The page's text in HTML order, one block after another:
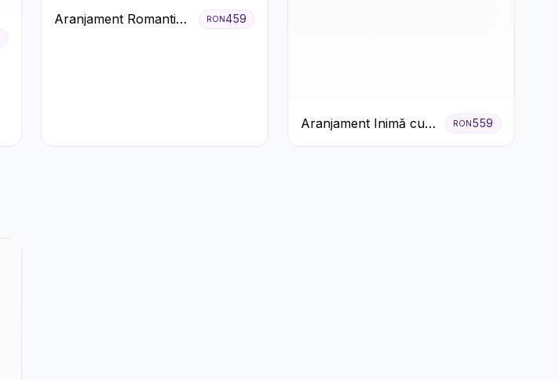
Aranjament Romantic
RON459
Aranjament Inimă cu
Trandafiri Roșii și
RON559